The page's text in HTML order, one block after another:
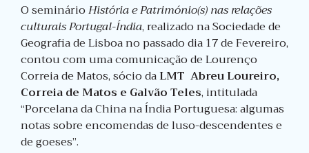
O seminárioHistória e Património(s) nas relações
culturais Portugal-Índia, realizado na Sociedade de
Geografia de Lisboa no passado dia 17 de Fevereiro,
contou com uma comunicação de Lourenço
Correia de Matos, sócio daLMT Abreu Loureiro,
Correia de Matos e Galvão Teles, intitulada
“Porcelana da China na Índia Portuguesa: algumas
notas sobre encomendas de luso-descendentes e
de goeses”.